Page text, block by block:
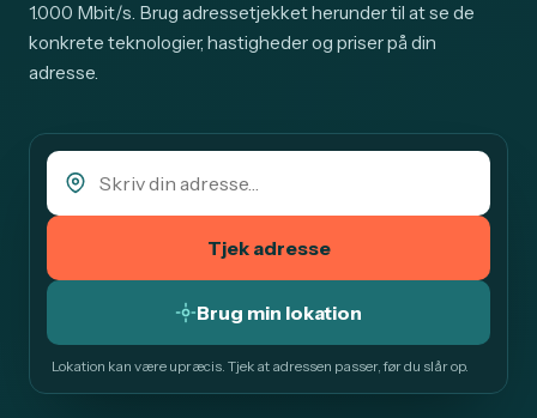
1.000 Mbit/s. Brug adressetjekket herunder til at se de
konkrete teknologier, hastigheder og priser på din
adresse.
Tjek adresse
Brug min lokation
Lokation kan være upræcis. Tjek at adressen passer, før du slår op.